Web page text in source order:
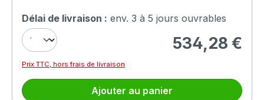
Délai de livraison : env. 3 à 5 jours ouvrables
Prix régulier :
534,28 €
Prix TTC, hors frais de livraison
Ajouter au panier